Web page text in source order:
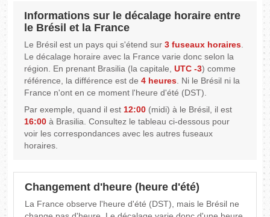
Informations sur le décalage horaire entre
le Brésil et la France
Le Brésil est un pays qui s'étend sur3 fuseaux horaires.
Le décalage horaire avec la France varie donc selon la
région. En prenant Brasilia (la capitale,UTC -3) comme
référence, la différence est de4 heures. Ni le Brésil ni la
France n'ont en ce moment l'heure d'été (DST).
Par exemple, quand il est12:00 (midi) à le Brésil, il est
16:00 à Brasilia. Consultez le tableau ci-dessous pour
voir les correspondances avec les autres fuseaux
horaires.
Changement d'heure (heure d'été)
La France observe l'heure d'été (DST), mais le Brésil ne